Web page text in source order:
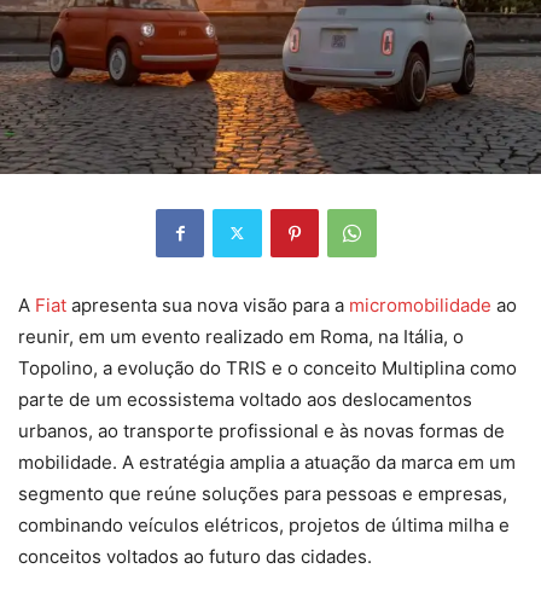
A Fiat apresenta sua nova visão para a micromobilidade ao
reunir, em um evento realizado em Roma, na Itália, o
Topolino, a evolução do TRIS e o conceito Multiplina como
parte de um ecossistema voltado aos deslocamentos
urbanos, ao transporte profissional e às novas formas de
mobilidade. A estratégia amplia a atuação da marca em um
segmento que reúne soluções para pessoas e empresas,
combinando veículos elétricos, projetos de última milha e
conceitos voltados ao futuro das cidades.